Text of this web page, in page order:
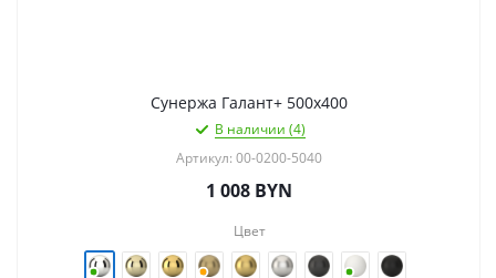
Сунержа Галант+ 500х400
В наличии (4)
Артикул: 00-0200-5040
1 008 BYN
Цвет